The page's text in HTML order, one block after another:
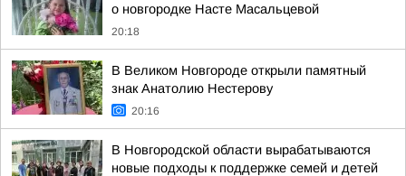
о новгородке Насте Масальцевой
20:18
В Великом Новгороде открыли памятный
знак Анатолию Нестерову
20:16
В Новгородской области вырабатываются
новые подходы к поддержке семей и детей